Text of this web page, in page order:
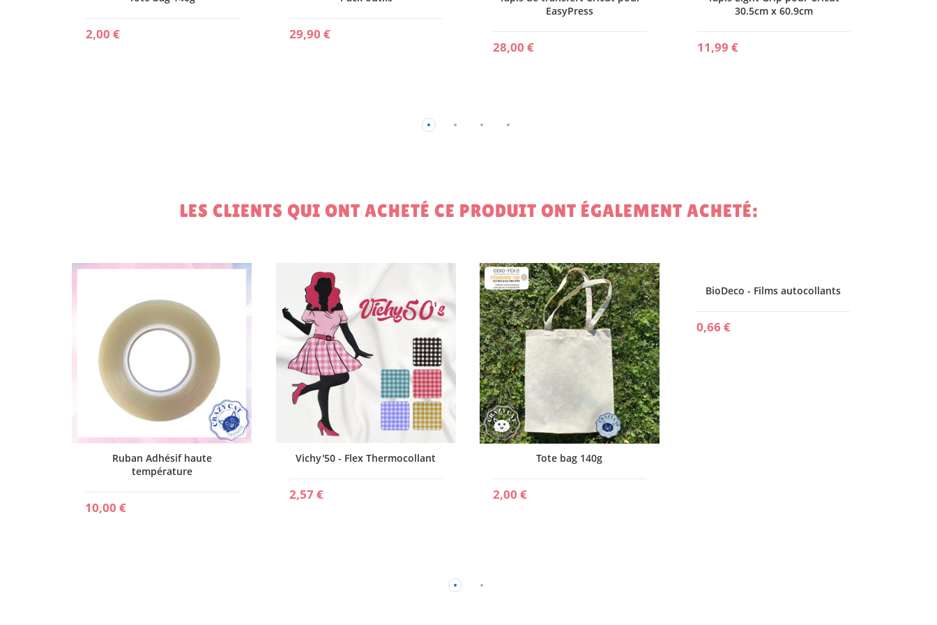
2,00 € 29,90 €
EasyPress
28,00 €
30.5cm x 60.9cm
11,99 €
LES CLIENTS QUI ONT ACHETÉ CE PRODUIT ONT ÉGALEMENT ACHETÉ:
Ruban Adhésif haute
température
10,00 €
Vichy'50 - Flex Thermocollant
2,57 €
Tote bag 140g
2,00 €